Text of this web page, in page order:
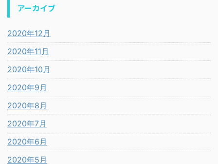
アーカイブ
2020年12月
2020年11月
2020年10月
2020年9月
2020年8月
2020年7月
2020年6月
2020年5月